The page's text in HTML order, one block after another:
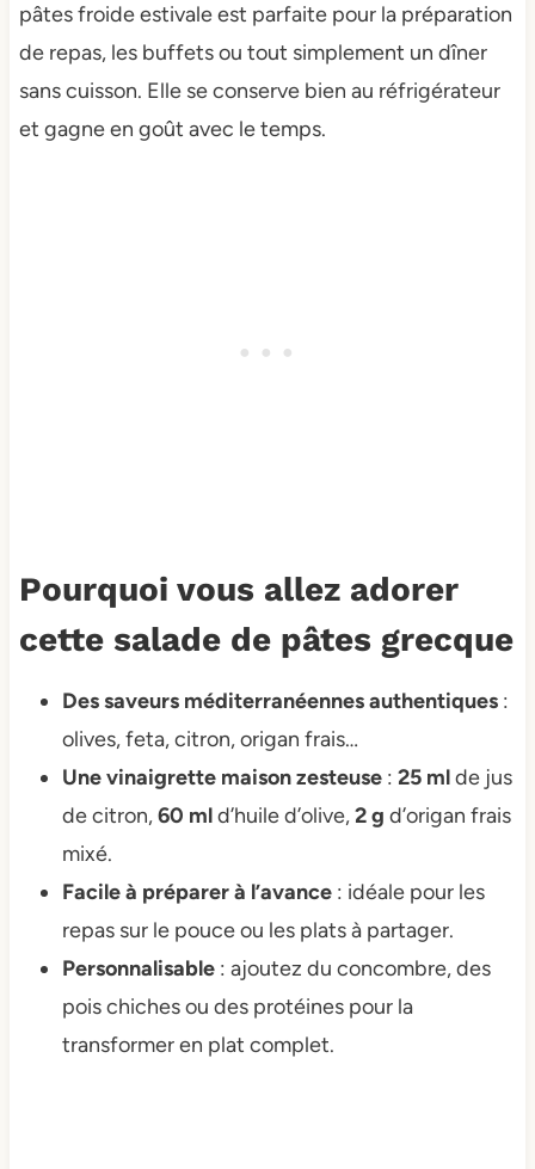
pâtes froide estivale est parfaite pour la préparation
de repas, les buffets ou tout simplement un dîner
sans cuisson. Elle se conserve bien au réfrigérateur
et gagne en goût avec le temps.
Pourquoi vous allez adorer
cette salade de pâtes grecque
Des saveurs méditerranéennes authentiques:
olives, feta, citron, origan frais…
Une vinaigrette maison zesteuse: 25 mlde jus
de citron,60 mld’huile d’olive,2 g d’origan frais
mixé.
Facile à préparer à l’avance: idéale pour les
repas sur le pouce ou les plats à partager.
Personnalisable: ajoutez du concombre, des
pois chiches ou des protéines pour la
transformer en plat complet.